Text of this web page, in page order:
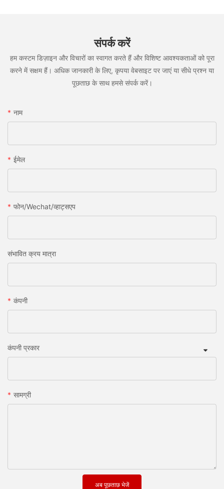
संपर्क करें
हम कस्टम डिज़ाइन और विचारों का स्वागत करते हैं और विशिष्ट आवश्यकताओं को पूरा
करने में सक्षम हैं। अधिक जानकारी के लिए, कृपया वेबसाइट पर जाएं या सीधे प्रश्न या
पूछताछ के साथ हमसे संपर्क करें।
नाम
ईमेल
फोन/wechat/व्हाट्सएप
संभावित क्रय मात्रा
कंपनी
कंपनी प्रकार
सामग्री
अब पूछताछ भेजें